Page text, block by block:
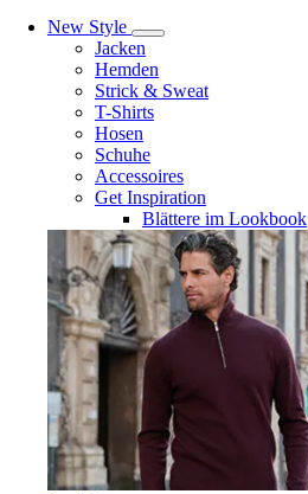
New Style
Jacken
Hemden
Strick & Sweat
T-Shirts
Hosen
Schuhe
Accessoires
Get Inspiration
Blättere im Lookbook